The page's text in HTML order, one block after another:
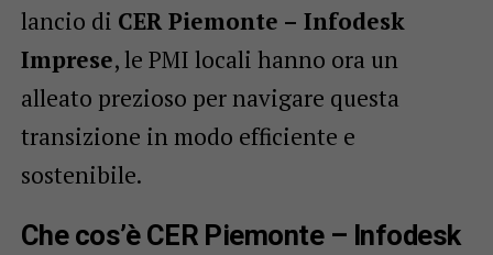
lancio di CER Piemonte – Infodesk
Imprese, le PMI locali hanno ora un
alleato prezioso per navigare questa
transizione in modo efficiente e
sostenibile.
Che cos’è CER Piemonte – Infodesk